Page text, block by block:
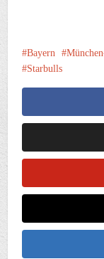
Bayern
Starbulls